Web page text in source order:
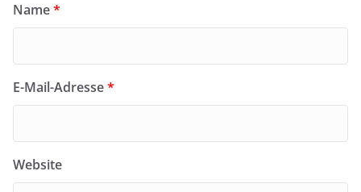
Name*
E-Mail-Adresse*
Website